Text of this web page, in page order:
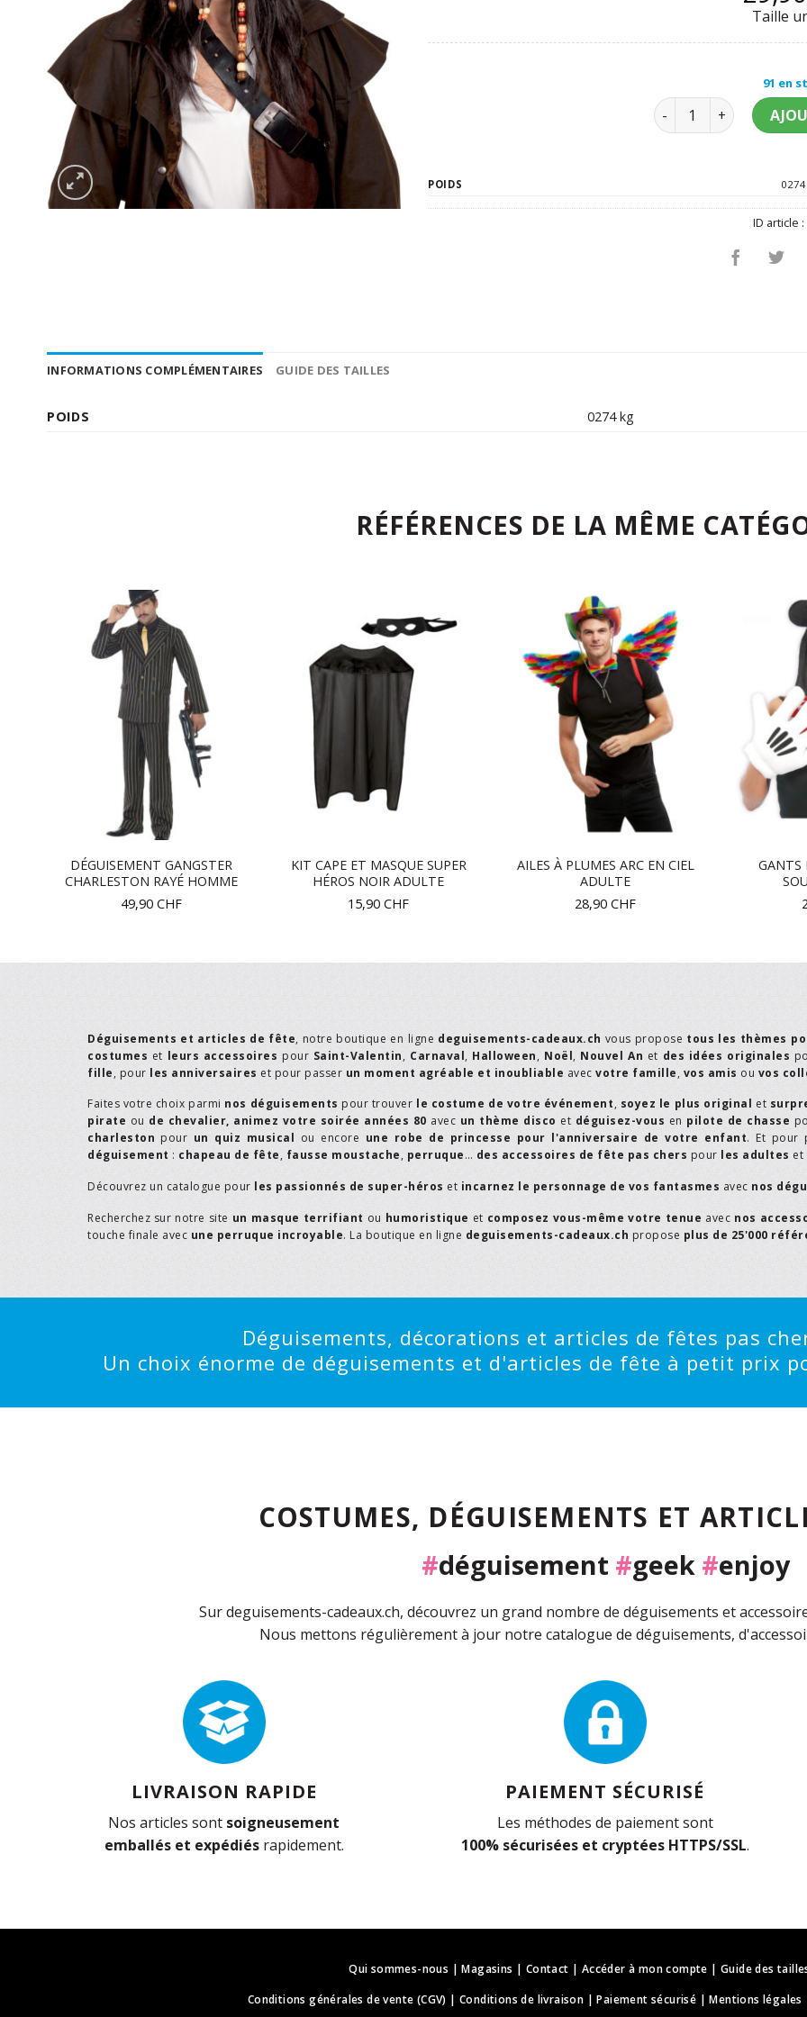
Taille
91 en
quantité de Perruque
POIDS
ID article :
INFORMATIONS COMPLÉMENTAIRES GUIDE DES TAILLES
POIDS 0274 kg
RÉFÉRENCES DE LA MÊME
DÉGUISEMENT GANGSTER
CHARLESTON RAYÉ HOMME
49,90 CHF
KIT CAPE ET MASQUE SUPER
HÉROS NOIR ADULTE
15,90 CHF
AILES À PLUMES ARC EN CIEL
ADULTE
28,90 CHF
GANTS
Déguisements et articles de fête, notre boutique en ligne deguisements-cadeaux.ch vous propose tous les thèmes
costumes et leurs accessoires pour Saint-Valentin, Carnaval, Halloween, Noël, Nouvel An et des idées originales
fille, pour les anniversaires et pour passer un moment agréable et inoubliable avec votre famille, vos amis ou vos
Faites votre choix parmi nos déguisements pour trouver le costume de votre événement, soyez le plus original et
pirate ou de chevalier, animez votre soirée années 80 avec un thème disco et déguisez-vous en pilote de chasse
charleston pour un quiz musical ou encore une robe de princesse pour l'anniversaire de votre enfant. Et pour
déguisement : chapeau de fête, fausse moustache, perruque… des accessoires de fête pas chers pour les adultes et
Découvrez un catalogue pour les passionnés de super-héros et incarnez le personnage de vos fantasmes avec nos
Recherchez sur notre site un masque terrifiant ou humoristique et composez vous-même votre tenue avec nos
touche finale avec une perruque incroyable. La boutique en ligne deguisements-cadeaux.ch propose plus de 25'000
Déguisements, décorations et articles de fêtes pas
Un choix énorme de déguisements et d'articles de fête à petit prix
COSTUMES, DÉGUISEMENTS ET
#déguisement #geek #enjoy
Sur deguisements-cadeaux.ch, découvrez un grand nombre de déguisements et
Nous mettons régulièrement à jour notre catalogue de déguisements,
LIVRAISON RAPIDE
Nos articles sont soigneusement
emballés et expédiésrapidement.
PAIEMENT SÉCURISÉ
Les méthodes de paiement sont
100% sécurisées et cryptées HTTPS/SSL.
Qui sommes-nous |Magasins | Contact | Accéder à mon compte |Guide des
Conditions générales de vente (CGV) | Conditions de livraison |Paiement sécurisé |Mentions légales